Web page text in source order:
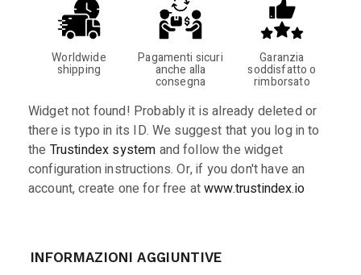
Worldwide
shipping
Pagamenti sicuri
anche alla
consegna
Garanzia
soddisfatto o
rimborsato
Widget not found! Probably it is already deleted or
there is typo in its ID. We suggest that you log in to
the Trustindex system and follow the widget
configuration instructions. Or, if you don't have an
account, create one for free atwww.trustindex.io
INFORMAZIONI AGGIUNTIVE